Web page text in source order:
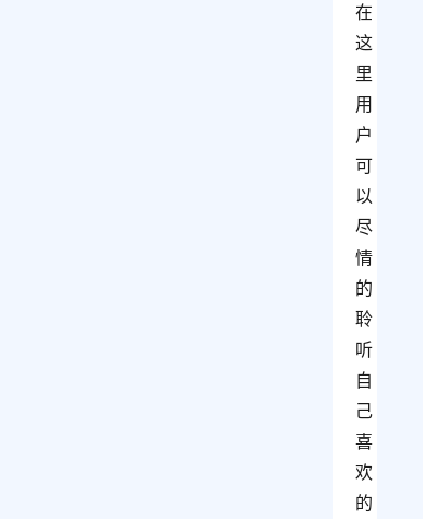
在
这
里
用
户
可
以
尽
情
的
聆
听
自
己
喜
欢
的